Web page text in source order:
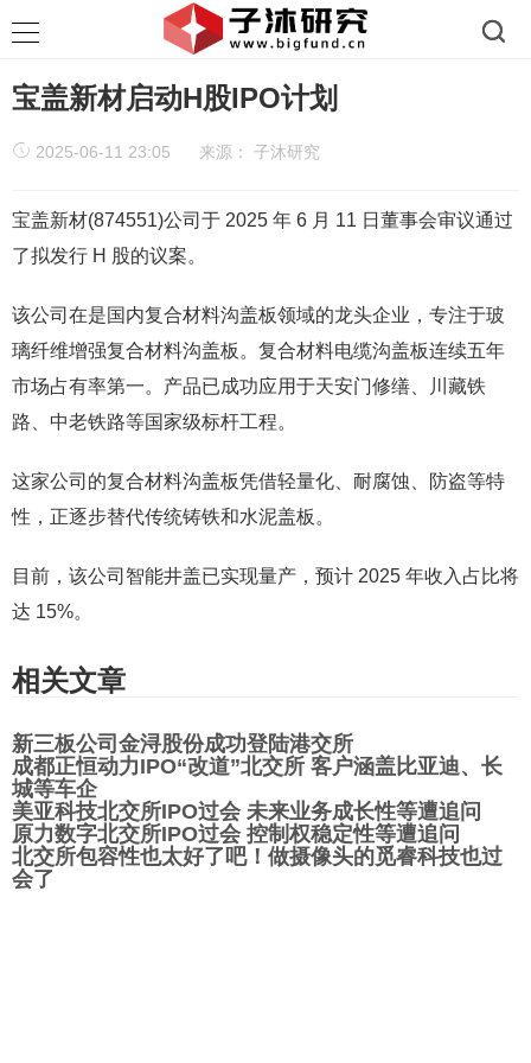
宝盖新材启动H股IPO计划
2025-06-11 23:05 来源： 子沐研究
宝盖新材(874551)公司于 2025 年 6 月 11 日董事会审议通过
了拟发行 H 股的议案。
该公司在是国内复合材料沟盖板领域的龙头企业，专注于玻
璃纤维增强复合材料沟盖板。复合材料电缆沟盖板连续五年
市场占有率第一。产品已成功应用于天安门修缮、川藏铁
路、中老铁路等国家级标杆工程。
这家公司的复合材料沟盖板凭借轻量化、耐腐蚀、防盗等特
性，正逐步替代传统铸铁和水泥盖板。
目前，该公司智能井盖已实现量产，预计 2025 年收入占比将
达 15%。
相关文章
新三板公司金浔股份成功登陆港交所
成都正恒动力IPO“改道”北交所 客户涵盖比亚迪、长
城等车企
美亚科技北交所IPO过会 未来业务成长性等遭追问
原力数字北交所IPO过会 控制权稳定性等遭追问
北交所包容性也太好了吧！做摄像头的觅睿科技也过
会了